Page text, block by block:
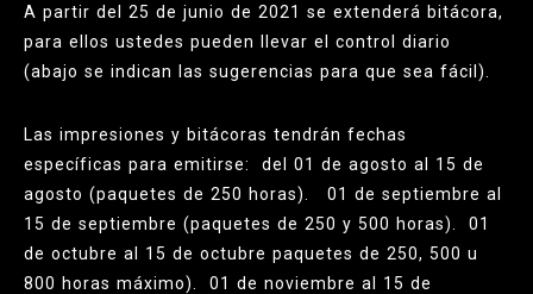
A partir del 25 de junio de 2021 se extenderá bitácora,
para ellos ustedes pueden llevar el control diario
(abajo se indican las sugerencias para que sea fácil).
Las impresiones y bitácoras tendrán fechas
específicas para emitirse: del 01 de agosto al 15 de
agosto (paquetes de 250 horas). 01 de septiembre al
15 de septiembre (paquetes de 250 y 500 horas). 01
de octubre al 15 de octubre paquetes de 250, 500 u
800 horas máximo). 01 de noviembre al 15 de